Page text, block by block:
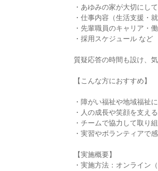
・あゆみの家が大切にし
・仕事内容（生活支援・
・先輩職員のキャリア・
・採用スケジュール など
質疑応答の時間も設け、
【こんな方におすすめ】
・障がい福祉や地域福祉
・人の成長や笑顔を支え
・チームで協力して取り
・実習やボランティアで
【実施概要】
・実施方法：オンライン